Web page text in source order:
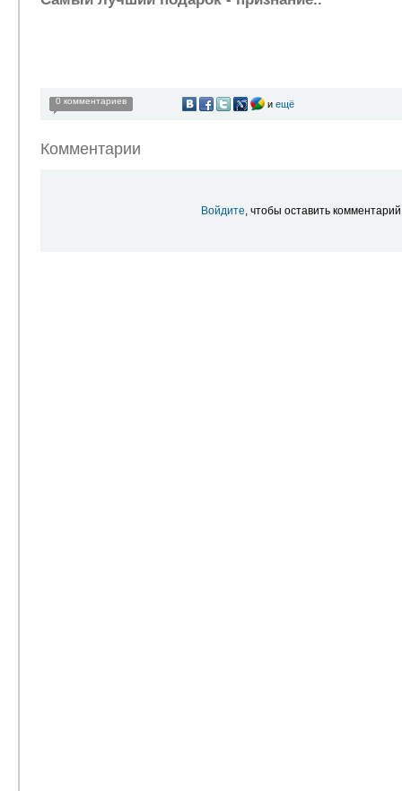
0 комментариев и ещё
Комментарии
Войдите, чтобы оставить комментарий